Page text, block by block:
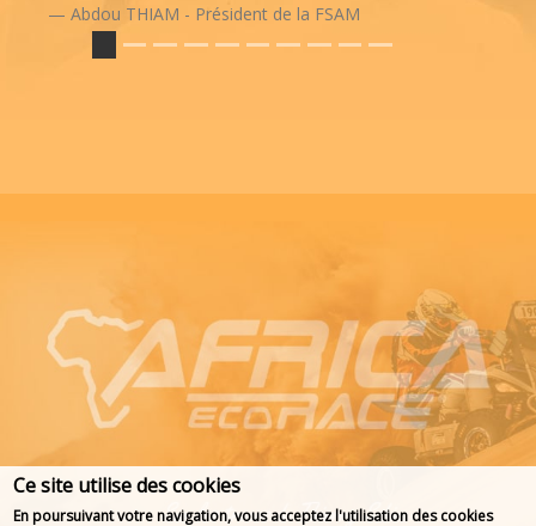
Abdou THIAM - Président de la FSAM
Ce site utilise des cookies
En poursuivant votre navigation, vous acceptez l'utilisation des cookies